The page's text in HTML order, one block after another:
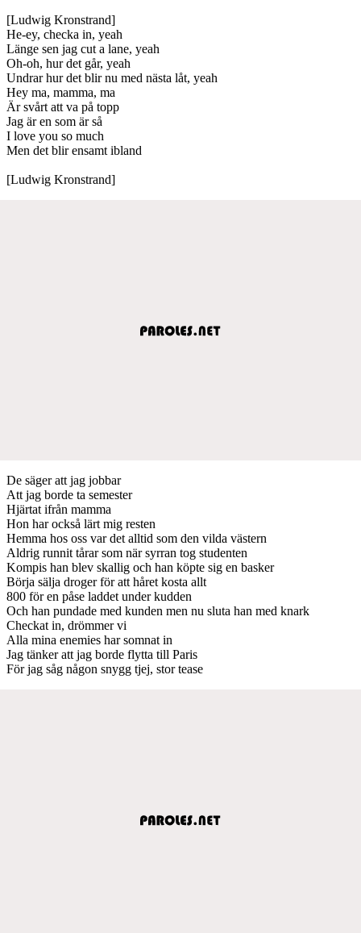
[Ludwig Kronstrand]
He-ey, checka in, yeah
Länge sen jag cut a lane, yeah
Oh-oh, hur det går, yeah
Undrar hur det blir nu med nästa låt, yeah
Hey ma, mamma, ma
Är svårt att va på topp
Jag är en som är så
I love you so much
Men det blir ensamt ibland
[Ludwig Kronstrand]
De säger att jag jobbar
Att jag borde ta semester
Hjärtat ifrån mamma
Hon har också lärt mig resten
Hemma hos oss var det alltid som den vilda västern
Aldrig runnit tårar som när syrran tog studenten
Kompis han blev skallig och han köpte sig en basker
Börja sälja droger för att håret kosta allt
800 för en påse laddet under kudden
Och han pundade med kunden men nu sluta han med knark
Checkat in, drömmer vi
Alla mina enemies har somnat in
Jag tänker att jag borde flytta till Paris
För jag såg någon snygg tjej, stor tease